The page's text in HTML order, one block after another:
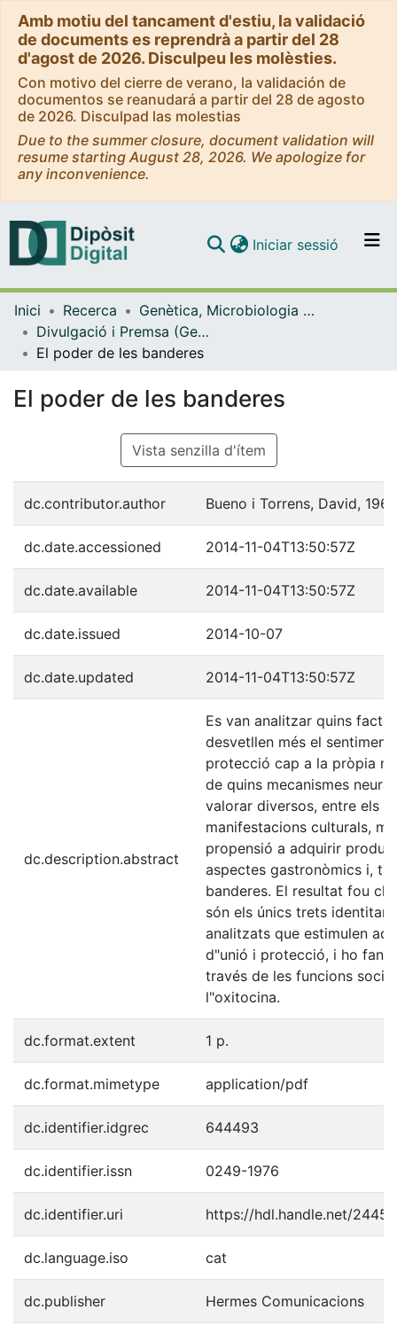
Amb motiu del tancament d'estiu, la validació
de documents es reprendrà a partir del 28
d'agost de 2026. Disculpeu les molèsties.
Con motivo del cierre de verano, la validación de
documentos se reanudará a partir del 28 de agosto
de 2026. Disculpad las molestias
Due to the summer closure, document validation will
resume starting August 28, 2026. We apologize for
any inconvenience.
Navega per tot el DD
Iniciar sessió (current)
Inici Recerca
Genètica, Microbiologia i Estadística
Divulgació i Premsa (Genètica, Microbiologia i Estadística)
El poder de les banderes
El poder de les banderes
Vista senzilla d'ítem
dc.contributor.author Bueno i Torrens, David,
dc.date.accessioned 2014-11-04T13:50:57Z
dc.date.available 2014-11-04T13:50:57Z
dc.date.issued 2014-10-07
dc.date.updated 2014-11-04T13:50:57Z
dc.description.abstract
Es van analitzar quins
desvetllen més el sentiment
protecció cap a la pròpia
de quins mecanismes
valorar diversos, entre els
manifestacions culturals,
propensió a adquirir
aspectes gastronòmics i,
banderes. El resultat fou
són els únics trets
analitzats que estimulen
d"unió i protecció, i ho fan
través de les funcions
l"oxitocina.
dc.format.extent 1 p.
dc.format.mimetype application/pdf
dc.identifier.idgrec 644493
dc.identifier.issn 0249-1976
dc.identifier.uri https://hdl.handle.net/
dc.language.iso cat
dc.publisher Hermes Comunicacions